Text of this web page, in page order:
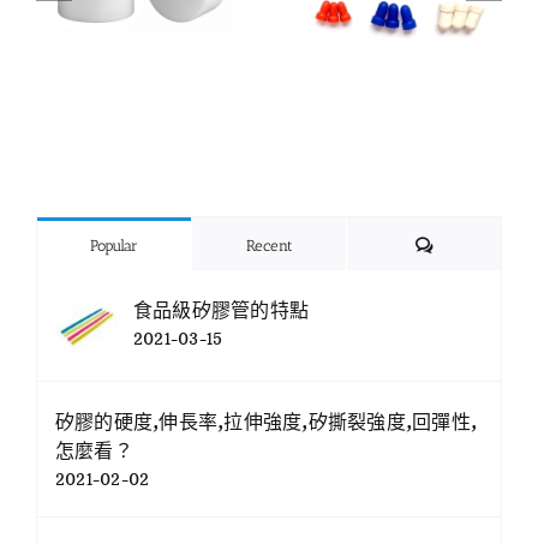
Popular Recent Comments
食品級矽膠管的特點
2021-03-15
矽膠的硬度,伸長率,拉伸強度,矽撕裂強度,回彈性,
怎麼看？
2021-02-02